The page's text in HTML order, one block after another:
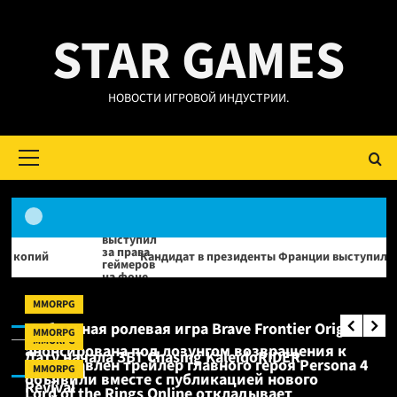
содержимомуSTAR GAMES
НОВОСТИ ИГРОВОЙ ИНДУСТРИИ.
меню
Кандидат в президенты Франции выступил за права
Новости:
Продажи Cyberpunk 2077 превысили
40 миллионов копий
MMO RPG:
MMORPG
Мобильная ролевая игра Brave Frontier Origin
анонсирована под лозунгом возвращения к
истокам
MMORPG
Представлен трейлер главного героя Persona 4
Revival
MMORPG
Дату начала ЗБТ Chasing KaleidoRIDER
объявили вместе с публикацией нового
MMORPG